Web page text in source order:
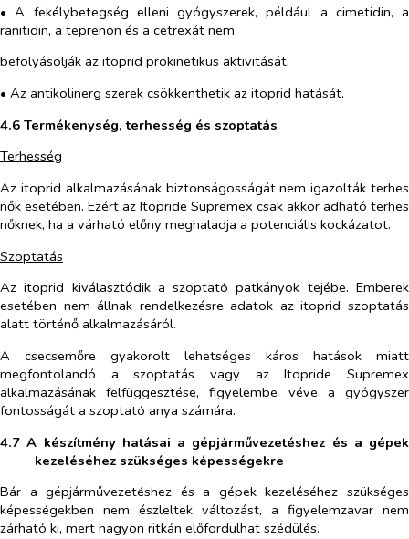
• A fekélybetegség elleni gyógyszerek, például a cimetidin, a
ranitidin, a teprenon és a cetrexát nem
befolyásolják az itoprid prokinetikus aktivitását.
• Az antikolinerg szerek csökkenthetik az itoprid hatását.
4.6 Termékenység, terhesség és szoptatás
Terhesség
Az itoprid alkalmazásának biztonságosságát nem igazolták terhes
nők esetében. Ezért az Itopride Supremex csak akkor adható terhes
nőknek, ha a várható előny meghaladja a potenciális kockázatot.
Szoptatás
Az itoprid kiválasztódik a szoptató patkányok tejébe. Emberek
esetében nem állnak rendelkezésre adatok az itoprid szoptatás
alatt történő alkalmazásáról.
A csecsemőre gyakorolt lehetséges káros hatások miatt
megfontolandó a szoptatás vagy az Itopride Supremex
alkalmazásának felfüggesztése, figyelembe véve a gyógyszer
fontosságát a szoptató anya számára.
4.7 A készítmény hatásai a gépjárművezetéshez és a gépek
kezeléséhez szükséges képességekre
Bár a gépjárművezetéshez és a gépek kezeléséhez szükséges
képességekben nem észleltek változást, a figyelemzavar nem
zárható ki, mert nagyon ritkán előfordulhat szédülés.